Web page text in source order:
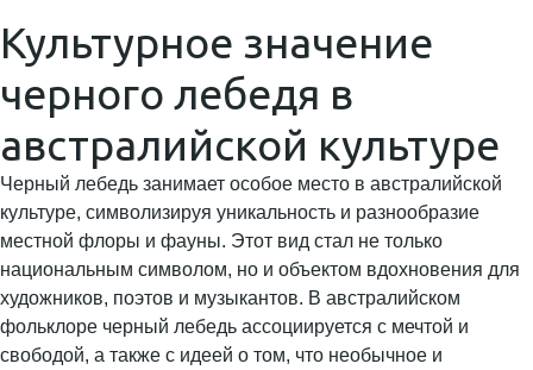
Культурное значение
черного лебедя в
австралийской культуре
Черный лебедь занимает особое место в австралийской
культуре, символизируя уникальность и разнообразие
местной флоры и фауны. Этот вид стал не только
национальным символом, но и объектом вдохновения для
художников, поэтов и музыкантов. В австралийском
фольклоре черный лебедь ассоциируется с мечтой и
свободой, а также с идеей о том, что необычное и